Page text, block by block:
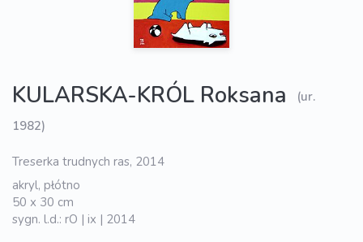
KULARSKA-KRÓL Roksana
(ur.
1982)
Treserka trudnych ras, 2014
akryl, płótno
50 x 30 cm
sygn. l.d.: rO | ix | 2014